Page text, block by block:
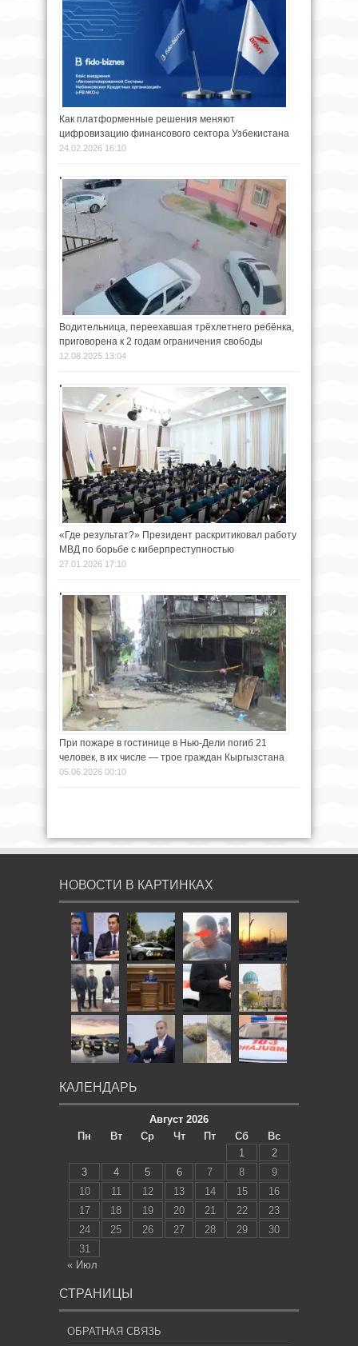
Как платформенные решения меняют
цифровизацию финансового сектора Узбекистана
24.02.2026 16:10
Водительница, переехавшая трёхлетнего ребёнка,
приговорена к 2 годам ограничения свободы
12.08.2025 13:04
«Где результат?» Президент раскритиковал работу
МВД по борьбе с киберпреступностью
27.01.2026 17:10
При пожаре в гостинице в Нью-Дели погиб 21
человек, в их числе — трое граждан Кыргызстана
05.06.2026 00:10
НОВОСТИ В КАРТИНКАХ
КАЛЕНДАРЬ
Август 2026
Пн
Вт Ср Чт Пт Сб
Вс
1
2
3
4 5 6 7 8
9
10
11 12 13 14 15
16
17
18 19 20 21 22
23
24
25 26 27 28 29
30
31
« Июл
СТРАНИЦЫ
ОБРАТНАЯ СВЯЗЬ